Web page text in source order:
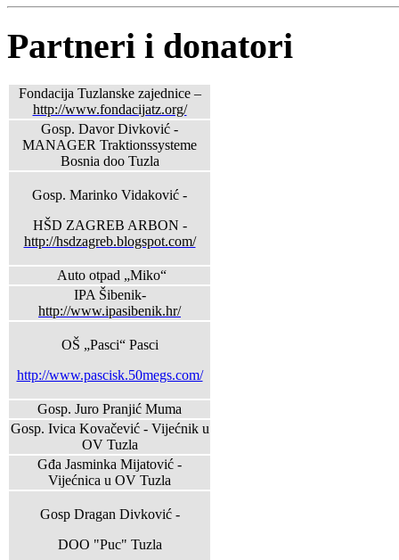
Partneri i donatori
Fondacija Tuzlanske zajednice –
http://www.fondacijatz.org/
Gosp. Davor Divković -
MANAGER Traktionssysteme
Bosnia doo Tuzla
Gosp. Marinko Vidaković -
HŠD ZAGREB ARBON -
http://hsdzagreb.blogspot.com/
Auto otpad „Miko“
IPA Šibenik-
http://www.ipasibenik.hr/
OŠ „Pasci“ Pasci
http://www.pascisk.50megs.com/
Gosp. Juro Pranjić Muma
Gosp. Ivica Kovačević - Vijećnik u
OV Tuzla
Gđa Jasminka Mijatović -
Vijećnica u OV Tuzla
Gosp Dragan Divković -
DOO "Puc" Tuzla